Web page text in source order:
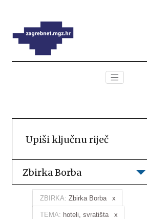
Zbirka Borba
ZBIRKA: Zbirka Borba
TEMA: hoteli, svratišta